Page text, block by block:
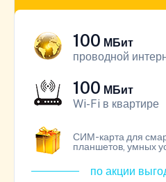
100 МБит
проводной
100 МБит
Wi-Fi в квартире
СИМ-карта для
планшетов, умных
по акции